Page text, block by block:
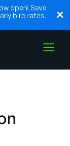
open! Save
bird rates.